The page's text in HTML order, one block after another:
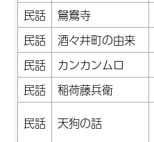
民話
鴛鴦寺
民話
酒々井町の由来
民話
カンカンムロ
民話
稲荷藤兵衛
民話
天狗の話